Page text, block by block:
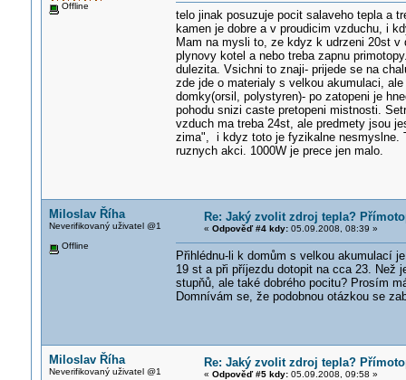
Offline
telo jinak posuzuje pocit salaveho tepla a
kamen je dobre a v proudicim vzduchu, i
Mam na mysli to, ze kdyz k udrzeni 20st v
plynovy kotel a nebo treba zapnu
dulezita. Vsichni to znaji- prijede se na
zde jde o materialy s velkou akumulaci,
domky(orsil, polystyren)- po zatopeni je
pohodu snizi caste pretopeni mistnosti.
vzduch ma treba 24st, ale predmety jsou
zima", i kdyz toto je fyzikalne nesmyslne.
ruznych akci. 1000W je prece jen malo.
Miloslav Říha
Neverifikovaný uživatel @1
Offline
Re: Jaký zvolit zdroj tepla?
« Odpověď #4 kdy:05.09.2008, 08:39 »
Přihlédnu-li k domům s velkou akumulací
19 st a při příjezdu dotopit na cca 23. Než
stupňů, ale také dobrého pocitu? Prosím
Domnívám se, že podobnou otázkou se
Miloslav Říha
Neverifikovaný uživatel @1
Re: Jaký zvolit zdroj tepla?
« Odpověď #5 kdy:05.09.2008, 09:58 »